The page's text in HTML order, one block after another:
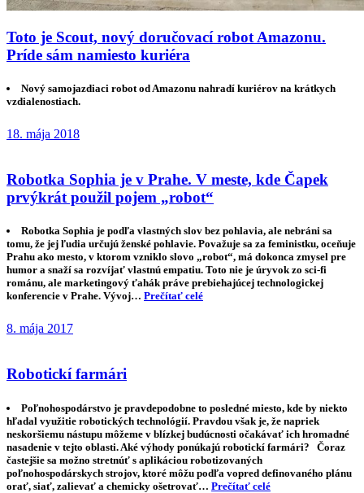
Toto je Scout, nový doručovací robot Amazonu.
Príde sám namiesto kuriéra
Nový samojazdiaci robot od Amazonu nahradí kuriérov na krátkych
vzdialenostiach.
18. mája 2018
Robotka Sophia je v Prahe. V meste, kde Čapek
prvýkrát použil pojem „robot“
Robotka Sophia je podľa vlastných slov bez pohlavia, ale nebráni sa
tomu, že jej ľudia určujú ženské pohlavie. Považuje sa za feministku, oceňuje
Prahu ako mesto, v ktorom vzniklo slovo „robot“, má dokonca zmysel pre
humor a snaží sa rozvíjať vlastnú empatiu. Toto nie je úryvok zo sci-fi
románu, ale marketingový ťahák práve prebiehajúcej technologickej
konferencie v Prahe. Vývoj… Prečítať celé
8. mája 2017
Robotickí farmári
Poľnohospodárstvo je pravdepodobne to posledné miesto, kde by niekto
hľadal využitie robotických technológií. Pravdou však je, že napriek
neskoršiemu nástupu môžeme v blízkej budúcnosti očakávať ich hromadné
nasadenie v tejto oblasti. Aké výhody ponúkajú robotickí farmári? Čoraz
častejšie sa možno stretnúť s aplikáciou robotizovaných
poľnohospodárskych strojov, ktoré môžu podľa vopred definovaného plánu
orať, siať, zalievať a chemicky ošetrovať… Prečítať celé